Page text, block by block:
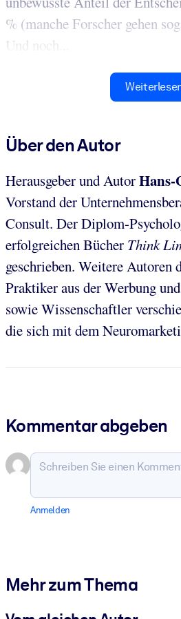
% (manche Forscher gehen
Und noch...
Über den Autor
Herausgeber und AutorHans-
Vorstand der
Consult. Der Diplom-
erfolgreichen Bücher Think
geschrieben. Weitere Autoren
Praktiker aus der Werbung
sowie Wissenschaftler
die sich mit dem
Kommentar abgeben
Anmelden
Mehr zum Thema